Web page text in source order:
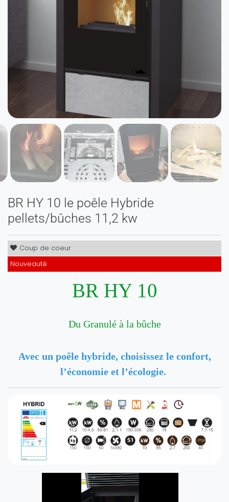
BR HY 10 le poêle Hybride
pellets/bûches 11,2 kw
Coup de coeur
Nouveauté
BR HY 10
Du Granulé à la bûche
Avec un poêle hybride, choisissez le confort,
l’économie et l’écologie.